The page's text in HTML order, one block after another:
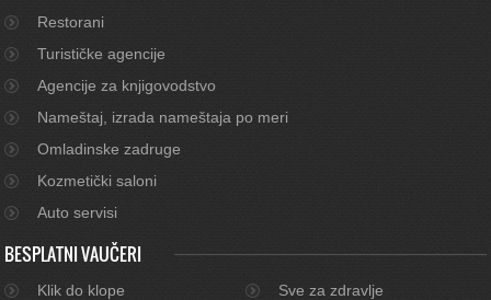
Restorani
Turističke agencije
Agencije za knjigovodstvo
Nameštaj, izrada nameštaja po meri
Omladinske zadruge
Kozmetički saloni
Auto servisi
BESPLATNI VAUČERI
Klik do klope
Sve za zdravlje